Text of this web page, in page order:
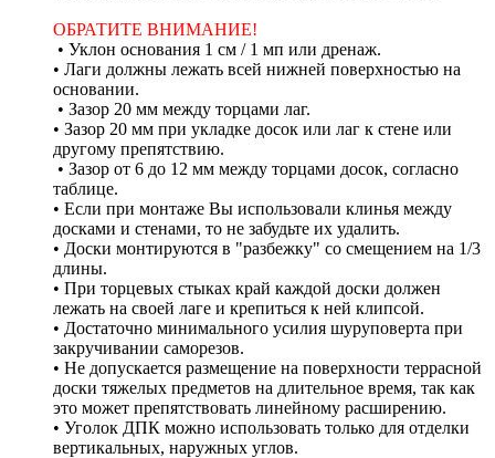
ОБРАТИТЕ ВНИМАНИЕ!
• Уклон основания 1 см / 1 мп или дренаж.
• Лаги должны лежать всей нижней поверхностью на
основании.
• Зазор 20 мм между торцами лаг.
• Зазор 20 мм при укладке досок или лаг к стене или
другому препятствию.
• Зазор от 6 до 12 мм между торцами досок, согласно
таблице.
• Если при монтаже Вы использовали клинья между
досками и стенами, то не забудьте их удалить.
• Доски монтируются в "разбежку" со смещением на 1/3
длины.
• При торцевых стыках край каждой доски должен
лежать на своей лаге и крепиться к ней клипсой.
• Достаточно минимального усилия шуруповерта при
закручивании саморезов.
• Не допускается размещение на поверхности террасной
доски тяжелых предметов на длительное время, так как
это может препятствовать линейному расширению.
• Уголок ДПК можно использовать только для отделки
вертикальных, наружных углов.